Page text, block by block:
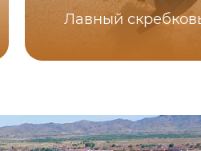
Лавный